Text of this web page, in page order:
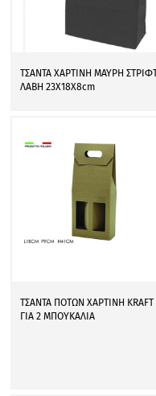
ΤΣΑΝΤΑ ΧΑΡΤΙΝΗ ΜΑΥΡΗ
ΛΑΒΗ 23Χ18Χ8cm
ΤΣΑΝΤΑ ΠΟΤΩΝ ΧΑΡΤΙΝΗ KRAFT
ΓΙΑ 2 ΜΠΟΥΚΑΛΙΑ